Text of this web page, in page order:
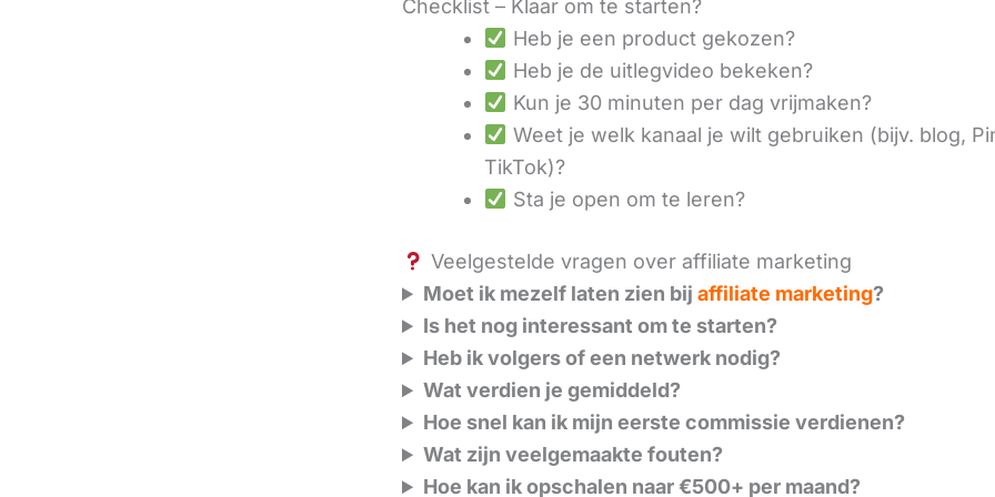
Checklist – Klaar om te starten?
Heb je een product gekozen?
Heb je de uitlegvideo bekeken?
Kun je 30 minuten per dag vrijmaken?
Weet je welk kanaal je wilt gebruiken (bijv. blog,
TikTok)?
Sta je open om te leren?
Veelgestelde vragen over affiliate marketing
Moet ik mezelf laten zien bijaffiliate marketing?
Is het nog interessant om te starten?
Heb ik volgers of een netwerk nodig?
Wat verdien je gemiddeld?
Hoe snel kan ik mijn eerste commissie verdienen?
Wat zijn veelgemaakte fouten?
Hoe kan ik opschalen naar €500+ per maand?